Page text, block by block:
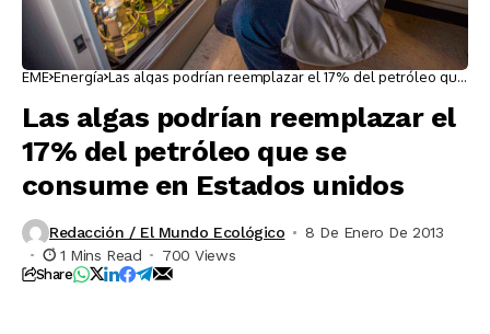
EME Energía Las algas podrían reemplazar el 17% del petróleo que
Las algas podrían reemplazar el
17% del petróleo que se
consume en Estados unidos
Redacción / El Mundo Ecológico
8 De Enero De 2013
1 Mins Read
700 Views
Share